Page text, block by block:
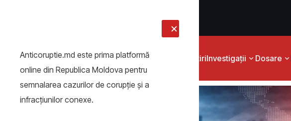
ȘtiriInvestigații Dosare
Anticoruptie.md este prima platformă
online din Republica Moldova pentru
semnalarea cazurilor de corupţie şi a
infracţiunilor conexe.